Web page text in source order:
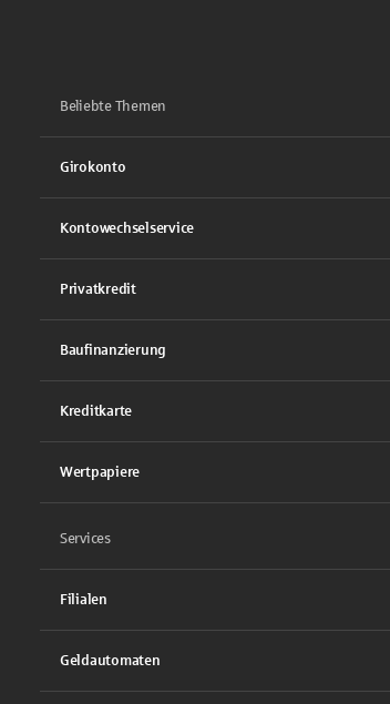
Beliebte Themen
Girokonto
Kontowechselservice
Privatkredit
Baufinanzierung
Kreditkarte
Wertpapiere
Services
Filialen
Geldautomaten